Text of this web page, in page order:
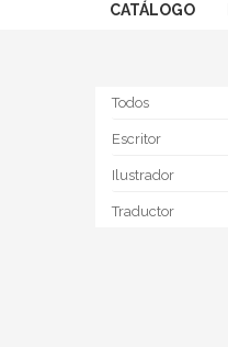
CATÁLOGO
Todos
Escritor
Ilustrador
Traductor